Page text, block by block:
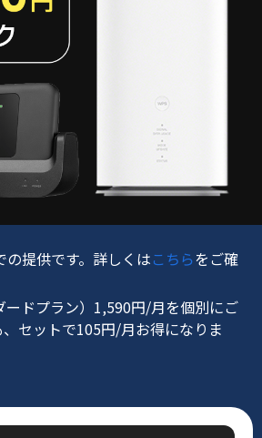
提供です。詳しくはこちらをご確
ドプラン）1,590円/月を個別にご
セットで105円/月お得になりま